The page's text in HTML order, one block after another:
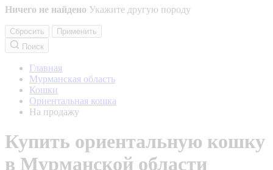
Ничего не найдено Укажите другую породу
Сбросить
Применить
Поиск
Главная
Мурманская область
Кошки
Ориентальная кошка
На продажу
Купить ориентальную кошку
в Мурманской области